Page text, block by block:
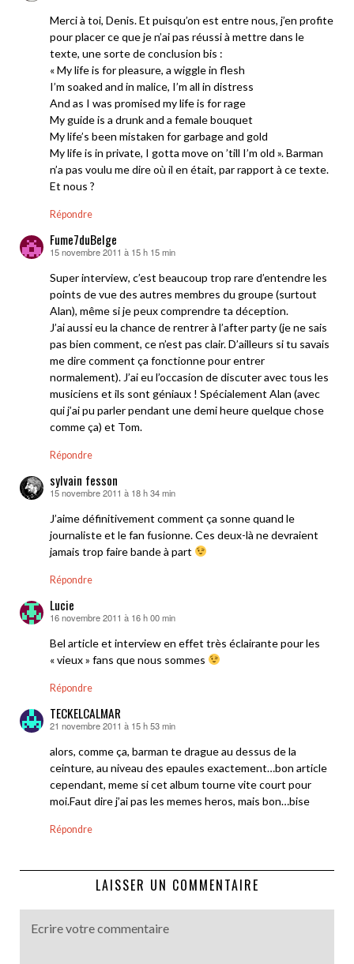
Merci à toi, Denis. Et puisqu’on est entre nous, j’en profite
pour placer ce que je n’ai pas réussi à mettre dans le
texte, une sorte de conclusion bis :
« My life is for pleasure, a wiggle in flesh
I’m soaked and in malice, I’m all in distress
And as I was promised my life is for rage
My guide is a drunk and a female bouquet
My life’s been mistaken for garbage and gold
My life is in private, I gotta move on ’till I’m old ». Barman
n’a pas voulu me dire où il en était, par rapport à ce texte.
Et nous ?
Répondre
Fume7duBelge
dit :
15 novembre 2011 à 15 h 15 min
Super interview, c’est beaucoup trop rare d’entendre les
points de vue des autres membres du groupe (surtout
Alan), même si je peux comprendre ta déception.
J’ai aussi eu la chance de rentrer à l’after party (je ne sais
pas bien comment, ce n’est pas clair. D’ailleurs si tu savais
me dire comment ça fonctionne pour entrer
normalement). J’ai eu l’occasion de discuter avec tous les
musiciens et ils sont géniaux ! Spécialement Alan (avec
qui j’ai pu parler pendant une demi heure quelque chose
comme ça) et Tom.
Répondre
sylvain fesson
dit :
15 novembre 2011 à 18 h 34 min
J’aime définitivement comment ça sonne quand le
journaliste et le fan fusionne. Ces deux-là ne devraient
jamais trop faire bande à part
Répondre
Lucie
dit :
16 novembre 2011 à 16 h 00 min
Bel article et interview en effet très éclairante pour les
« vieux » fans que nous sommes
Répondre
TECKELCALMAR
dit :
21 novembre 2011 à 15 h 53 min
alors, comme ça, barman te drague au dessus de la
ceinture, au niveau des epaules exactement…bon article
cependant, meme si cet album tourne vite court pour
moi.Faut dire j’ai pas les memes heros, mais bon…bise
Répondre
LAISSER UN COMMENTAIRE